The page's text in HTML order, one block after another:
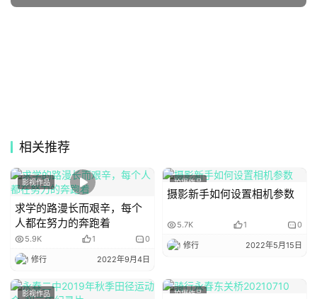
软
件
关
于
登录 注册
相关推荐
影视作品
求学的路漫长而艰辛，每个
人都在努力的奔跑着
5.9K 1 0
修行 2022年9月4日
拍摄作品
摄影新手如何设置相机参数
5.7K 1 0
修行 2022年5月15日
影视作品 拍摄作品